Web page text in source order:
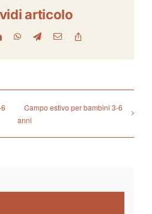
articolo
LinkedInWhatsAppTelegramEmail
Campo estivo per bambini 3-6
anni